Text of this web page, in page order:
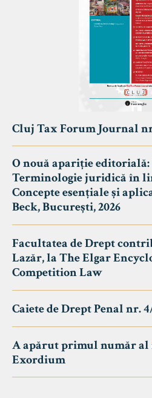
Cluj Tax Forum Journal
O nouă apariție editorială:
Terminologie juridică în
Concepte esențiale și
Beck, București, 2026
Facultatea de Drept
Lazăr, la The Elgar
Competition Law
Caiete de Drept Penal nr.
A apărut primul număr al
Exordium